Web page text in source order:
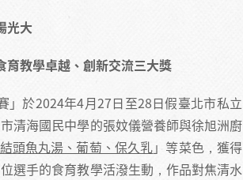
光大
育教學卓越、創新交流三大獎
於2024年4月27日至28日假臺北市私立
清海國民中學的張妏儀營養師與徐旭洲廚
頭魚丸湯、葡萄、保久乳」等菜色，獲得
選手的食育教學活潑生動，作品對焦清水